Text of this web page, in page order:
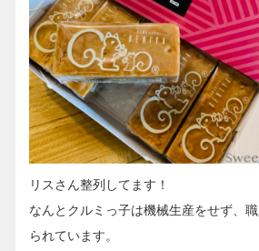
リスさん整列してます！
なんとクルミっ子は機械生産をせず、
られています。